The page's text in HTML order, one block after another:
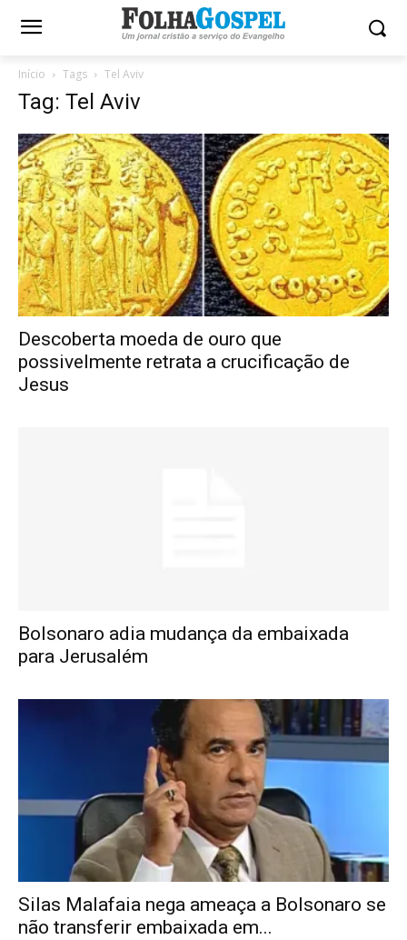
Início Tags Tel Aviv
Tag: Tel Aviv
Descoberta moeda de ouro que
possivelmente retrata a crucificação de
Jesus
Bolsonaro adia mudança da embaixada
para Jerusalém
Silas Malafaia nega ameaça a Bolsonaro se
não transferir embaixada em...